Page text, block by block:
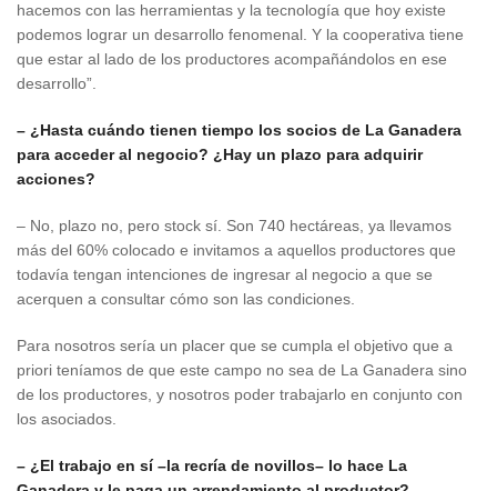
hacemos con las herramientas y la tecnología que hoy existe
podemos lograr un desarrollo fenomenal. Y la cooperativa tiene
que estar al lado de los productores acompañándolos en ese
desarrollo”.
– ¿Hasta cuándo tienen tiempo los socios de La Ganadera
para acceder al negocio? ¿Hay un plazo para adquirir
acciones?
– No, plazo no, pero stock sí. Son 740 hectáreas, ya llevamos
más del 60% colocado e invitamos a aquellos productores que
todavía tengan intenciones de ingresar al negocio a que se
acerquen a consultar cómo son las condiciones.
Para nosotros sería un placer que se cumpla el objetivo que a
priori teníamos de que este campo no sea de La Ganadera sino
de los productores, y nosotros poder trabajarlo en conjunto con
los asociados.
– ¿El trabajo en sí –la recría de novillos– lo hace La